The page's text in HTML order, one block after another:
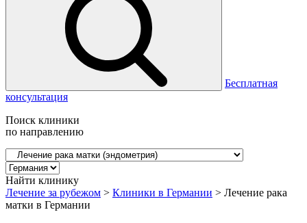
Бесплатная
консультация
Поиск клиники
по направлению
Найти клинику
Лечение за рубежом > Клиники в Германии > Лечение рака
матки в Германии